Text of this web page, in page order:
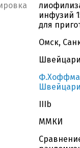
инфузий
для
Омск,
IIIb
ММКИ